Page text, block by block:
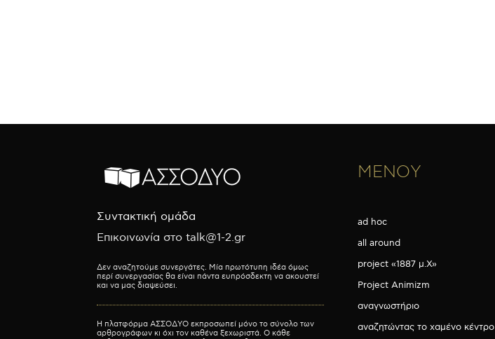
Συντακτική ομάδα
Επικοινωνία στο talk@1-2.gr
Δεν αναζητούμε συνεργάτες. Μία πρωτότυπη ιδέα όμως
περί συνεργασίας θα είναι πάντα ευπρόσδεκτη να ακουστεί
και να μας διαψεύσει.
Η πλατφόρμα ΑΣΣΟΔΥΟ εκπροσωπεί μόνο το σύνολο των
αρθρογράφων κι όχι τον καθένα ξεχωριστά. Ο κάθε
ΜΕΝΟΥ
ad hoc
all around
project «1887 μ.Χ»
Project Animizm
αναγνωστήριο
αναζητώντας το χαμένο κέντρο